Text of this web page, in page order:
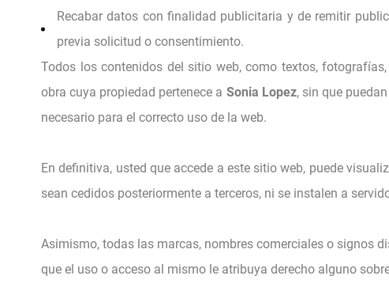
Recabar datos con finalidad publicitaria y de remitir
previa solicitud o consentimiento.
Todos los contenidos del sitio web, como textos,
obra cuya propiedad pertenece a Sonia Lopez, sin que
necesario para el correcto uso de la web.
En definitiva, usted que accede a este sitio web, puede
sean cedidos posteriormente a terceros, ni se instalen a
Asimismo, todas las marcas, nombres comerciales o signos
que el uso o acceso al mismo le atribuya derecho alguno